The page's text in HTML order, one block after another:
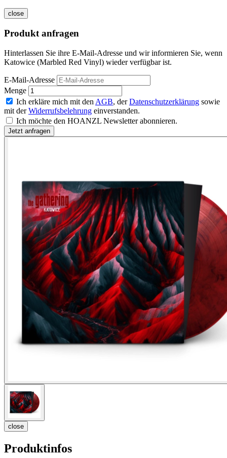
close
Produkt anfragen
Hinterlassen Sie ihre E-Mail-Adresse und wir informieren Sie, wenn
Katowice (Marbled Red Vinyl) wieder verfügbar ist.
E-Mail-Adresse
Menge
Ich erkläre mich mit den AGB, derDatenschutzerklärung sowie
mit derWiderrufsbelehrung einverstanden.
Ich möchte den HOANZL Newsletter abonnieren.
close
Produktinfos